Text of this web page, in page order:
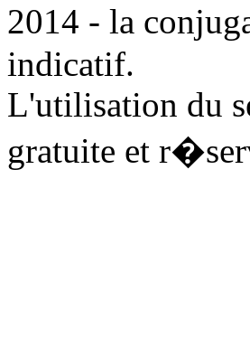
2014 - la
indicatif.
L'utilisation du
gratuite et